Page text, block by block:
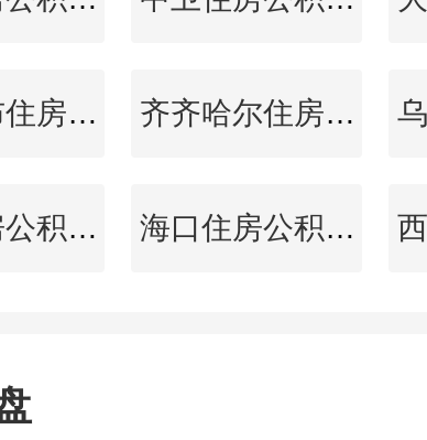
乌兰察布住房公积金查询 齐齐哈尔住房公积金查询
莱芜住房公积金查询 海口住房公积金查询